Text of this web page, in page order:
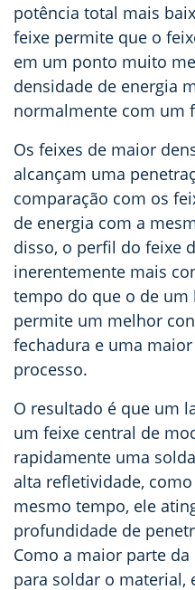
potência total mais
feixe permite que o
em um ponto muito
densidade de energia
normalmente com um
Os feixes de maior
alcançam uma
comparação com os
de energia com a
disso, o perfil do feixe
inerentemente mais
tempo do que o de
permite um melhor
fechadura e uma
processo.
O resultado é que um
um feixe central de
rapidamente uma
alta refletividade,
mesmo tempo, ele
profundidade de
Como a maior parte
para soldar o material,